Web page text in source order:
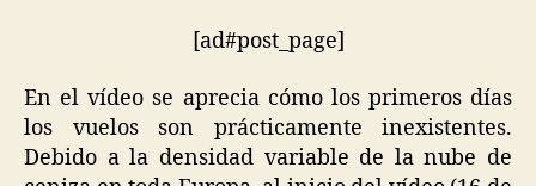
[ad#post_page]
En el vídeo se aprecia cómo los primeros días
los vuelos son prácticamente inexistentes.
Debido a la densidad variable de la nube de